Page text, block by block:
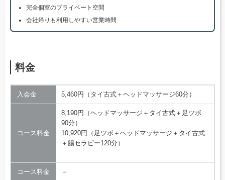
完全個室のプライベート空間
会社帰りも利用しやすい営業時間
料金
入会金 5,460円（タイ古式＋ヘッドマッサージ60分）
コース料金
8,190円（ヘッドマッサージ＋タイ古式＋足ツボ
90分）
10,920円（足ツボ＋ヘッドマッサージ＋タイ古式
＋腸セラピー120分）
コース料金 －